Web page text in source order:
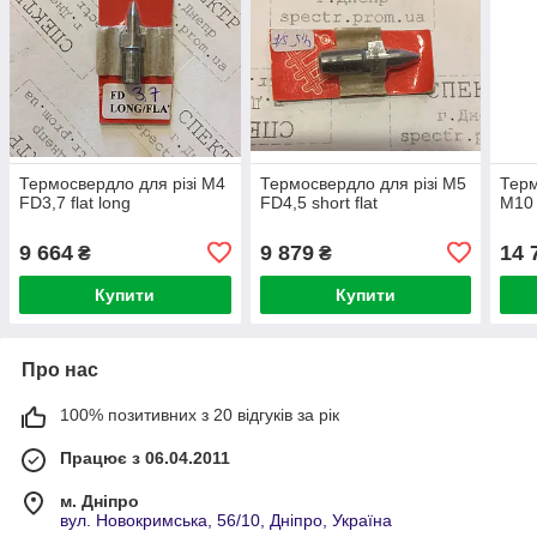
Термосвердло для різі М4
FD3,7 flat long
9 664 ₴
Купити
Термосвердло для різі М5
FD4,5 short flat
9 879₴
Купити
М10
14
Про нас
100% позитивних з 20 відгуків за рік
Працює з 06.04.2011
м. Дніпро
вул. Новокримська, 56/10, Дніпро, Україна